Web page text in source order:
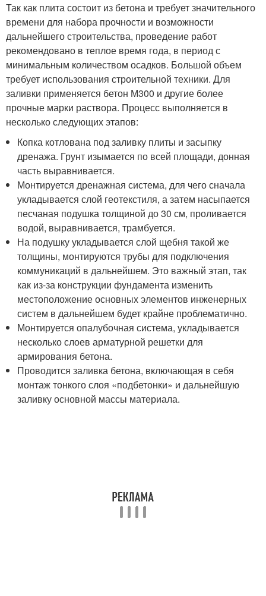
Так как плита состоит из бетона и требует значительного
времени для набора прочности и возможности
дальнейшего строительства, проведение работ
рекомендовано в теплое время года, в период с
минимальным количеством осадков. Большой объем
требует использования строительной техники. Для
заливки применяется бетон М300 и другие более
прочные марки раствора. Процесс выполняется в
несколько следующих этапов:
Копка котлована под заливку плиты и засыпку
дренажа. Грунт изымается по всей площади, донная
часть выравнивается.
Монтируется дренажная система, для чего сначала
укладывается слой геотекстиля, а затем насыпается
песчаная подушка толщиной до 30 см, проливается
водой, выравнивается, трамбуется.
На подушку укладывается слой щебня такой же
толщины, монтируются трубы для подключения
коммуникаций в дальнейшем. Это важный этап, так
как из-за конструкции фундамента изменить
местоположение основных элементов инженерных
систем в дальнейшем будет крайне проблематично.
Монтируется опалубочная система, укладывается
несколько слоев арматурной решетки для
армирования бетона.
Проводится заливка бетона, включающая в себя
монтаж тонкого слоя «подбетонки» и дальнейшую
заливку основной массы материала.